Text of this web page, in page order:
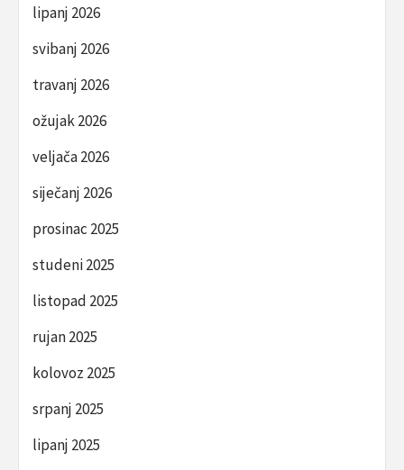
lipanj 2026
svibanj 2026
travanj 2026
ožujak 2026
veljača 2026
siječanj 2026
prosinac 2025
studeni 2025
listopad 2025
rujan 2025
kolovoz 2025
srpanj 2025
lipanj 2025